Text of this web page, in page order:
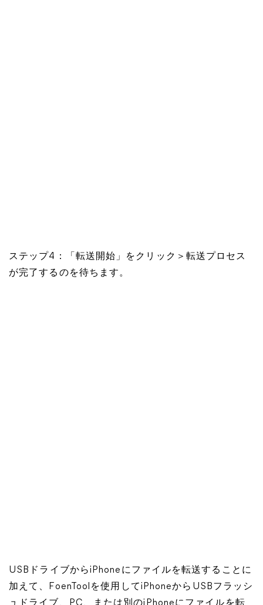
ステップ4：「転送開始」をクリック＞転送プロセス
が完了するのを待ちます。
USBドライブからiPhoneにファイルを転送することに
加えて、FoenToolを使用してiPhoneからUSBフラッシ